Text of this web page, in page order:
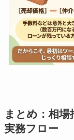
まとめ：相
実務フロー